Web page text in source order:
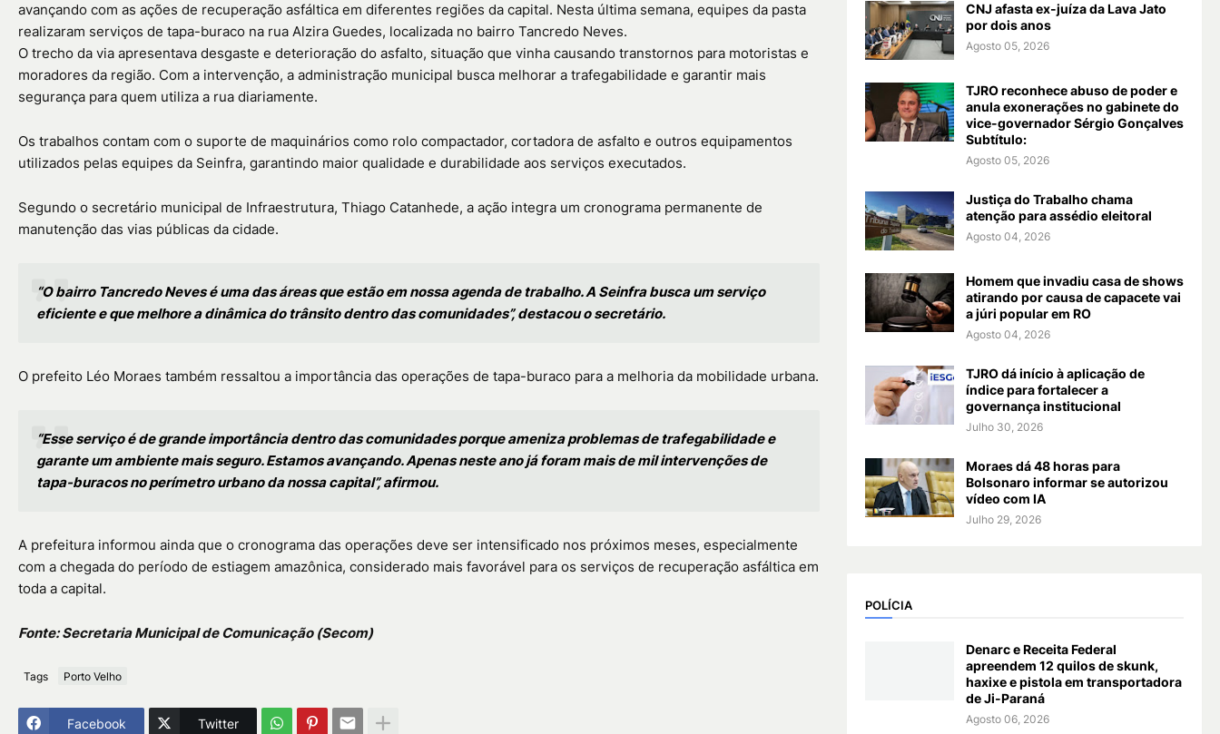
avançando com as ações de recuperação asfáltica em diferentes regiões da capital. Nesta última semana, equipes da pasta
realizaram serviços de tapa-buraco na rua Alzira Guedes, localizada no bairro Tancredo Neves.
O trecho da via apresentava desgaste e deterioração do asfalto, situação que vinha causando transtornos para motoristas e
moradores da região. Com a intervenção, a administração municipal busca melhorar a trafegabilidade e garantir mais
segurança para quem utiliza a rua diariamente.
Os trabalhos contam com o suporte de maquinários como rolo compactador, cortadora de asfalto e outros equipamentos
utilizados pelas equipes da Seinfra, garantindo maior qualidade e durabilidade aos serviços executados.
Segundo o secretário municipal de Infraestrutura, Thiago Catanhede, a ação integra um cronograma permanente de
manutenção das vias públicas da cidade.
“O bairro Tancredo Neves é uma das áreas que estão em nossa agenda de trabalho. A Seinfra busca um serviço
eficiente e que melhore a dinâmica do trânsito dentro das comunidades”, destacou o secretário.
O prefeito Léo Moraes também ressaltou a importância das operações de tapa-buraco para a melhoria da mobilidade urbana.
“Esse serviço é de grande importância dentro das comunidades porque ameniza problemas de trafegabilidade e
garante um ambiente mais seguro. Estamos avançando. Apenas neste ano já foram mais de mil intervenções de
tapa-buracos no perímetro urbano da nossa capital”, afirmou.
A prefeitura informou ainda que o cronograma das operações deve ser intensificado nos próximos meses, especialmente
com a chegada do período de estiagem amazônica, considerado mais favorável para os serviços de recuperação asfáltica em
toda a capital.
Fonte: Secretaria Municipal de Comunicação (Secom)
Tags Porto Velho
Facebook Twitter
CNJ afasta ex-juíza da Lava Jato
por dois anos
Agosto 05, 2026
TJRO reconhece abuso de poder e
anula exonerações no gabinete do
vice-governador Sérgio Gonçalves
Subtítulo:
Agosto 05, 2026
Justiça do Trabalho chama
atenção para assédio eleitoral
Agosto 04, 2026
Homem que invadiu casa de shows
atirando por causa de capacete vai
a júri popular em RO
Agosto 04, 2026
TJRO dá início à aplicação de
índice para fortalecer a
governança institucional
Julho 30, 2026
Moraes dá 48 horas para
Bolsonaro informar se autorizou
vídeo com IA
Julho 29, 2026
POLÍCIA
Denarc e Receita Federal
apreendem 12 quilos de skunk,
haxixe e pistola em transportadora
de Ji-Paraná
Agosto 06, 2026